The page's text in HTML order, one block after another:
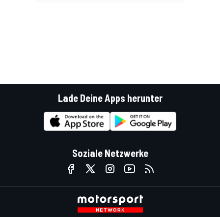
Lade Deine Apps herunter
Soziale Netzwerke